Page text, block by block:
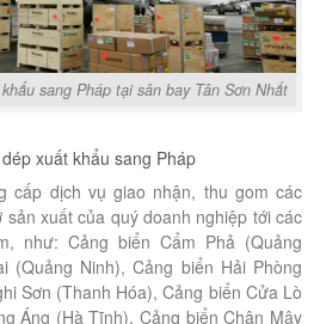
sang Pháp tại sân bay Tân Sơn Nhất
xuất khẩu sang Pháp
cấp dịch vụ giao nhận, thu gom các
xuất của quý doanh nghiệp tới các
như: Cảng biển Cẩm Phả (Quảng
(Quảng Ninh), Cảng biển Hải Phòng
Sơn (Thanh Hóa), Cảng biển Cửa Lò
Áng (Hà Tĩnh), Cảng biển Chân Mây